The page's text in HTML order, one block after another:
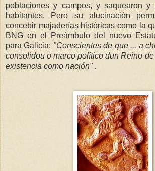
poblaciones y campos, y saquearon y
habitantes. Pero su alucinación
concebir majaderías históricas como la
BNG en el Preámbulo del nuevo
para Galicia: "Conscientes de que ... a
consolidou o marco político dun Reino
existencia como nación" .